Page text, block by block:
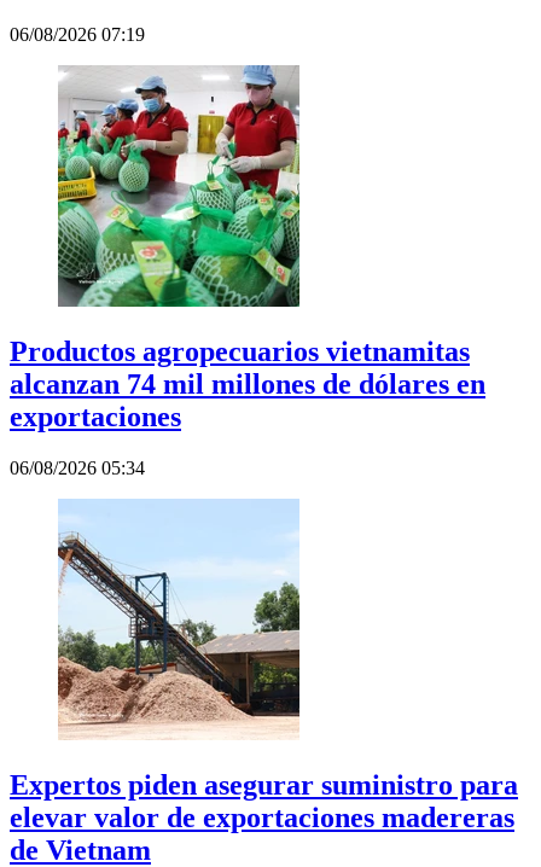
06/08/2026 07:19
Productos agropecuarios vietnamitas
alcanzan 74 mil millones de dólares en
exportaciones
06/08/2026 05:34
Expertos piden asegurar suministro para
elevar valor de exportaciones madereras
de Vietnam